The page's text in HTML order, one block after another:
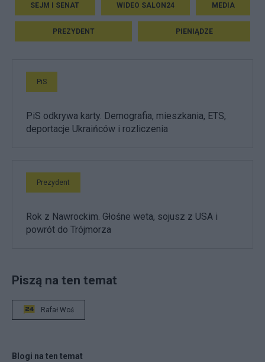
SEJM I SENAT WIDEO SALON24 MEDIA
PREZYDENT PIENIĄDZE
PiS
PiS odkrywa karty. Demografia, mieszkania, ETS,
deportacje Ukraińców i rozliczenia
Prezydent
Rok z Nawrockim. Głośne weta, sojusz z USA i
powrót do Trójmorza
Piszą na ten temat
Rafał Woś
Blogi na ten temat